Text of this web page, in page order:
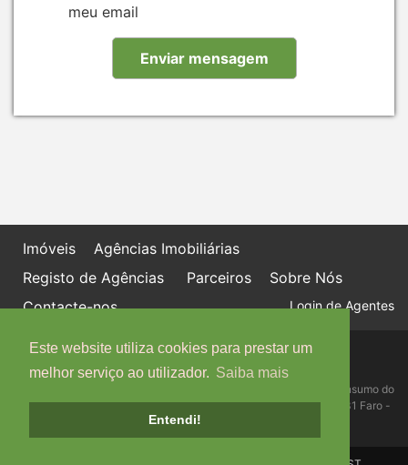
Este website utiliza cookies para prestar um
melhor serviço ao utilizador. Saiba mais
Entendi!
meu email
Imóveis
Agências Imobiliárias
Registo de Agências
Parceiros
Sobre Nós
Contacte-nos
Login de Agentes
Política de proteção de dados
Livro de Reclamações online
Centro de Informação, Mediação e Arbitragem de Conflitos de Consumo do
Algarve - Edifício Ninho de Empresas, Estrada da Penha, 8005-131 Faro -
Telefone: 289 823 135 cimaal@mail.telepac.pt